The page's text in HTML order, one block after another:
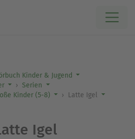
Kinder & Jugend
Serien
Kinder (5-8)
Latte Igel
Igel